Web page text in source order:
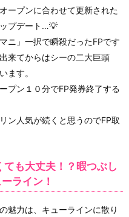
ープンに合わせて更新された
プデート…💡
ニ」一択で瞬殺だったFPです
来てからはシーの二大巨頭
ます。
プン１０分でFP発券終了する
ン人気が続くと思うのでFP取
ても大丈夫！？暇つぶし
ライン！
魅力は、キューラインに散り